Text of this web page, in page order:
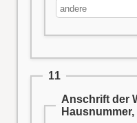
11
Anschrift der